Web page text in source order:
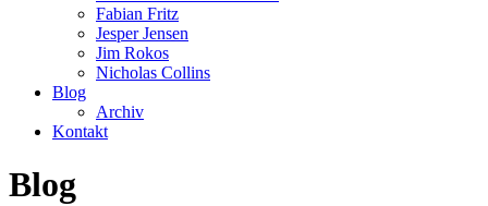
Fabian Fritz
Jesper Jensen
Jim Rokos
Nicholas Collins
Blog
Archiv
Kontakt
Blog